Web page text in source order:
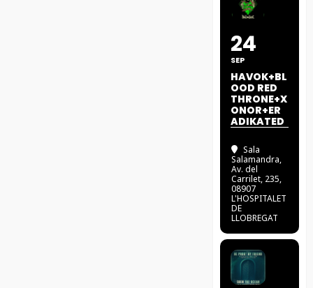
24
SEP
HAVOK+BL
OOD RED
THRONE+X
ONOR+ER
ADIKATED
Sala
Salamandra,
Av. del
Carrilet, 235,
08907
L'HOSPITALET
DE
LLOBREGAT